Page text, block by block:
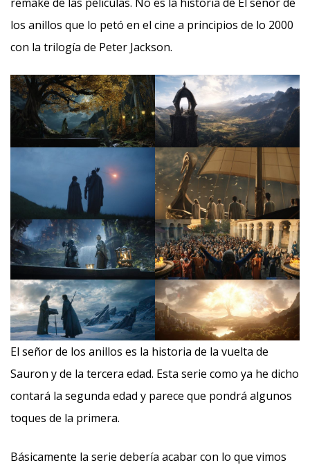
los anillos que lo petó en el cine a principios de lo 2000
con la trilogía de Peter Jackson.
El señor de los anillos es la historia de la vuelta de
Sauron y de la tercera edad. Esta serie como ya he dicho
contará la segunda edad y parece que pondrá algunos
toques de la primera.
Básicamente la serie debería acabar con lo que vimos